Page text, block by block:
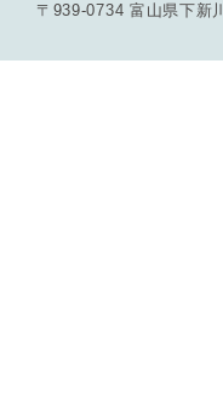
〒939-0734 富山県下